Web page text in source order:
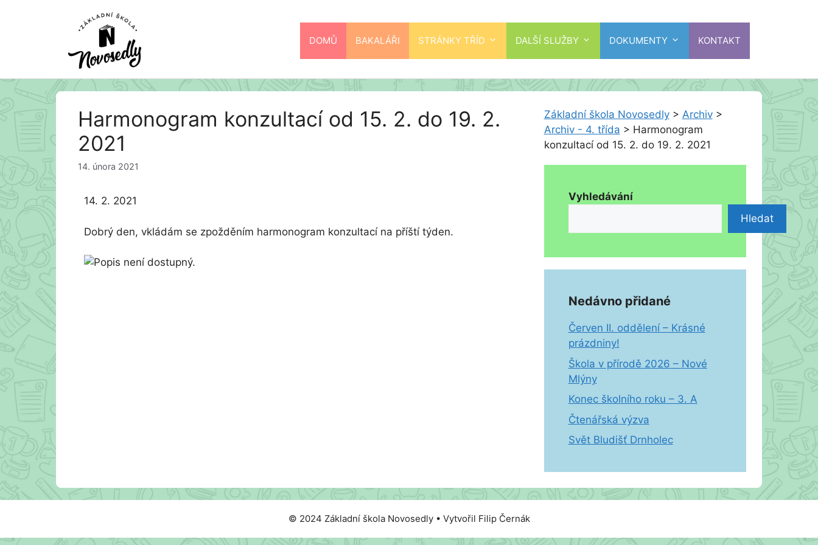
DOMŮ BAKALÁŘI STRÁNKY TŘÍD DALŠÍ SLUŽBY DOKUMENTY KONTAKT
Harmonogram konzultací od 15. 2. do 19. 2.
2021
14. února 2021
14. 2. 2021
Dobrý den, vkládám se zpožděním harmonogram konzultací na příští týden.
Základní škola Novosedly> Archiv>
Archiv - 4. třída > Harmonogram
konzultací od 15. 2. do 19. 2. 2021
Vyhledávání
Hledat
Nedávno přidané
Červen II. oddělení – Krásné
prázdniny!
Škola v přírodě 2026 – Nové
Mlýny
Konec školního roku – 3. A
Čtenářská výzva
Svět Bludišť Drnholec
© 2024 Základní škola Novosedly • Vytvořil Filip Černák